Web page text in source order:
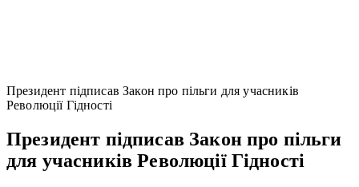
Президент підписав Закон про пільги для учасників
Революції Гідності
Президент підписав Закон про пільги
для учасників Революції Гідності